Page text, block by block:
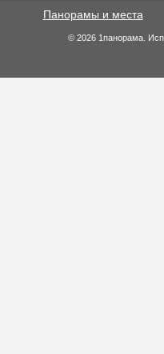
Панорамы и места
© 2026 1панорама.